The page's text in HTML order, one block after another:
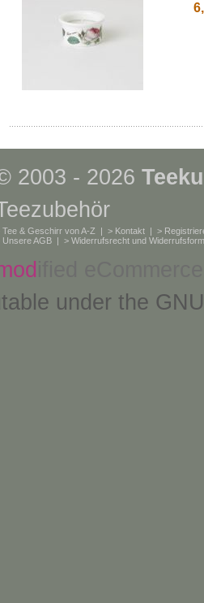
2003 - 2026
Tee & Geschirr von A-Z | > Kontakt | >
Unsere AGB | > Widerrufsrecht und
under the